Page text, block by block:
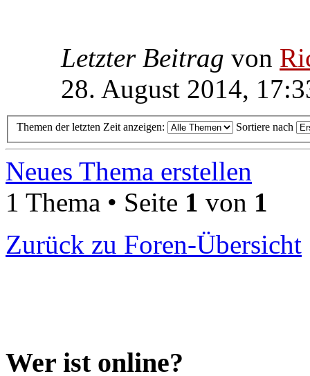
Letzter Beitrag von
28. August 2014,
Themen der letzten Zeit anzeigen: Sortiere nach
Neues Thema erstellen
1 Thema • Seite 1 von 1
Zurück zu Foren-Übersicht
Wer ist online?